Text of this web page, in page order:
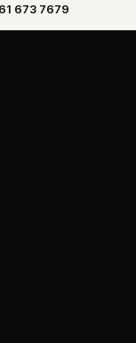
673 7679